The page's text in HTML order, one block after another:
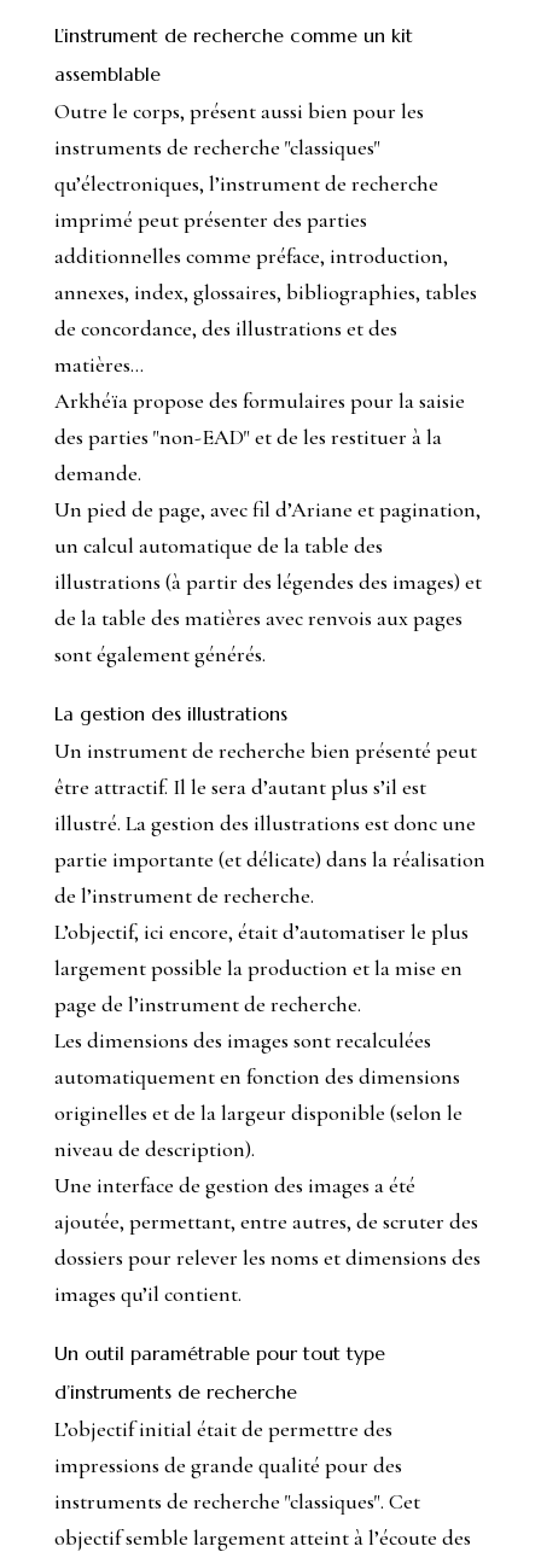
L’instrument de recherche comme un kit
assemblable
Outre le corps, présent aussi bien pour les
instruments de recherche "classiques"
qu’électroniques, l’instrument de recherche
imprimé peut présenter des parties
additionnelles comme préface, introduction,
annexes, index, glossaires, bibliographies, tables
de concordance, des illustrations et des
matières…
Arkhéïa propose des formulaires pour la saisie
des parties "non-EAD" et de les restituer à la
demande.
Un pied de page, avec fil d’Ariane et pagination,
un calcul automatique de la table des
illustrations (à partir des légendes des images) et
de la table des matières avec renvois aux pages
sont également générés.
La gestion des illustrations
Un instrument de recherche bien présenté peut
être attractif. Il le sera d’autant plus s’il est
illustré. La gestion des illustrations est donc une
partie importante (et délicate) dans la réalisation
de l’instrument de recherche.
L’objectif, ici encore, était d’automatiser le plus
largement possible la production et la mise en
page de l’instrument de recherche.
Les dimensions des images sont recalculées
automatiquement en fonction des dimensions
originelles et de la largeur disponible (selon le
niveau de description).
Une interface de gestion des images a été
ajoutée, permettant, entre autres, de scruter des
dossiers pour relever les noms et dimensions des
images qu’il contient.
Un outil paramétrable pour tout type
d’instruments de recherche
L’objectif initial était de permettre des
impressions de grande qualité pour des
instruments de recherche "classiques". Cet
objectif semble largement atteint à l’écoute des